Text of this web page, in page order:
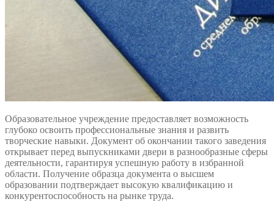
Образовательное учреждение предоставляет возможность
глубоко освоить профессиональные знания и развить
творческие навыки. Документ об окончании такого заведения
открывает перед выпускниками двери в разнообразные сферы
деятельности, гарантируя успешную работу в избранной
области. Получение образца документа о высшем
образовании подтверждает высокую квалификацию и
конкурентоспособность на рынке труда.